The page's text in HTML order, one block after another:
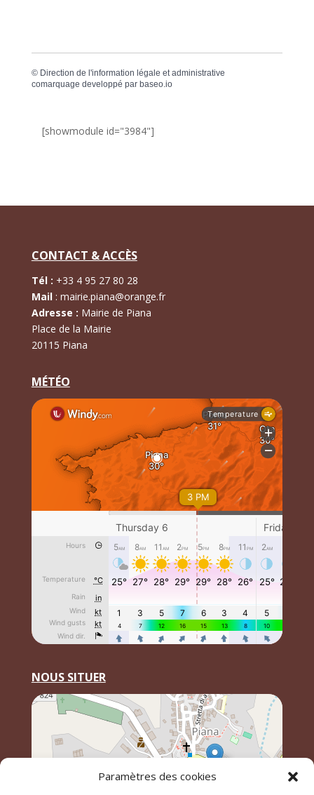
Paramètres des cookies
© Direction de l'information légale et administrative
comarquage developpé par baseo.io
[showmodule id="3984"]
CONTACT & ACCÈS
Tél : +33 4 95 27 80 28
Mail: mairie.piana@orange.fr
Adresse : Mairie de Piana
Place de la Mairie
20115 Piana
MÉTÉO
NOUS SITUER